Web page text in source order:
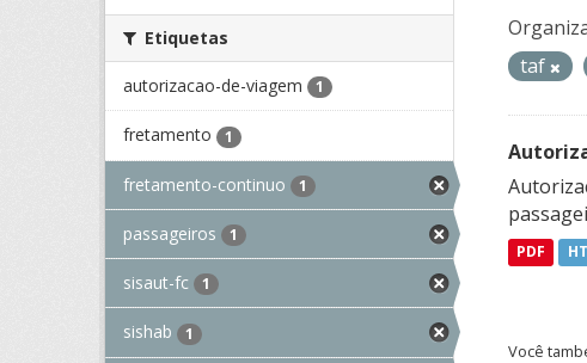
Etiquetas
autorizacao-de-viagem 1
fretamento 1
fretamento-continuo 1
passageiros 1
sisaut-fc 1
sishab 1
taf
PDF
Você